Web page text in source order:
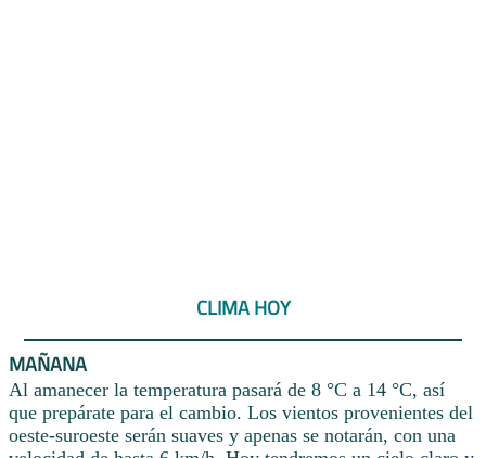
CLIMA HOY
MAÑANA
Al amanecer la temperatura pasará de 8 °C a 14 °C, así
que prepárate para el cambio. Los vientos provenientes del
oeste-suroeste serán suaves y apenas se notarán, con una